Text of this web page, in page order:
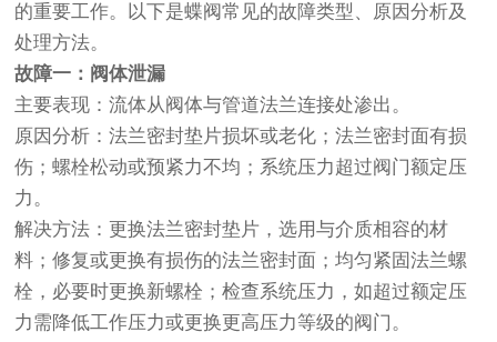
的重要工作。以下是蝶阀常见的故障类型、原因分析及
处理方法。
故障一：阀体泄漏
主要表现：流体从阀体与管道法兰连接处渗出。
原因分析：法兰密封垫片损坏或老化；法兰密封面有损
伤；螺栓松动或预紧力不均；系统压力超过阀门额定压
力。
解决方法：更换法兰密封垫片，选用与介质相容的材
料；修复或更换有损伤的法兰密封面；均匀紧固法兰螺
栓，必要时更换新螺栓；检查系统压力，如超过额定压
力需降低工作压力或更换更高压力等级的阀门。